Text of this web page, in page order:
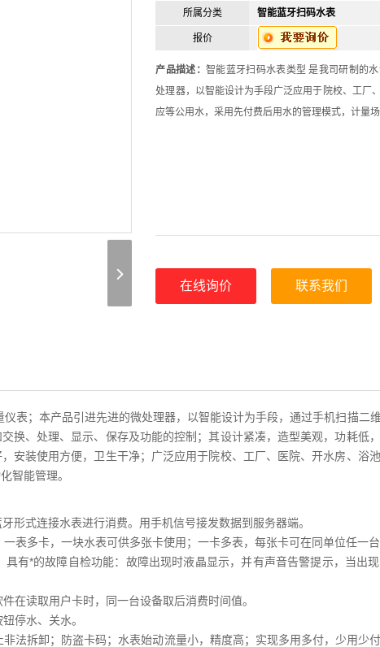
所属分类 智能蓝牙扫码水表
报价
产品描述： 智能蓝牙扫码水表类型 是我司研制的
处理器，以智能设计为手段广泛应用于院校、工厂
应等公用水，采用先付费后用水的管理模式，计量
在线询价 联系我们
表；本产品引进先进的微处理器，以智能设计为手段，通过手机扫描二
换、处理、显示、保存及功能的控制；其设计紧凑，造型美观，功耗低
安装使用方便，卫生干净；广泛应用于院校、工厂、医院、开水房、浴
智能管理。
形式连接水表进行消费。用手机信号接发数据到服务器端。
表多卡，一块水表可供多张卡使用；一卡多表，每张卡可在同单位任一台
有*的故障自检功能：故障出现时液晶显示，并有声音告警提示，当出
在读取用户卡时，同一台设备取后消费时间值。
停水、关水。
法拆卸；防盗卡码；水表始动流量小，精度高；实现多用多付，少用少